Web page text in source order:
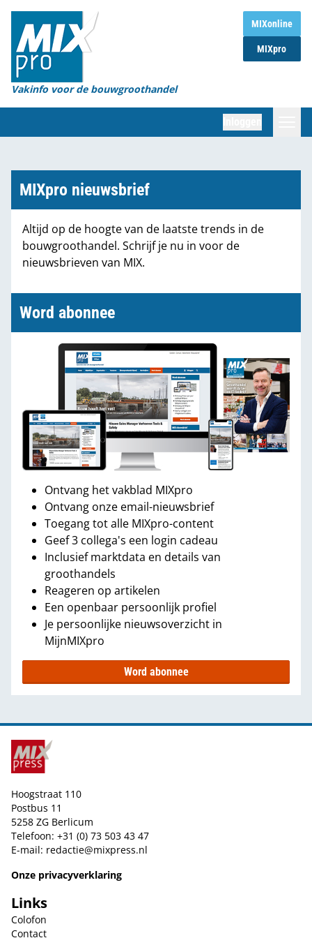
MIXonline
MIXpro
Vakinfo voor de bouwgroothandel
Home
Magazines
Organisaties
Marktcijfers
Partners
MIXpro nieuwsbrief
Altijd op de hoogte van de laatste trends in de
bouwgroothandel. Schrijf je nu in voor de
nieuwsbrieven van MIX.
Word abonnee
Ontvang het vakblad MIXpro
Ontvang onze email-nieuwsbrief
Toegang tot alle MIXpro-content
Geef 3 collega's een login cadeau
Inclusief marktdata en details van
groothandels
Reageren op artikelen
Een openbaar persoonlijk profiel
Je persoonlijke nieuwsoverzicht in
MijnMIXpro
Word abonnee
Hoogstraat 110
Postbus 11
5258 ZG Berlicum
Telefoon: +31 (0) 73 503 43 47
E-mail: redactie@mixpress.nl
Onze privacyverklaring
Links
Colofon
Contact